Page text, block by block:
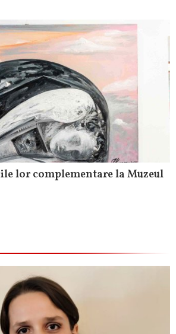
lor complementare la Muzeul